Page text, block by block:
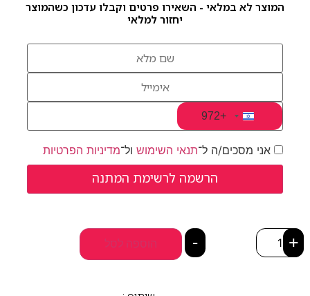
המוצר לא במלאי - השאירו פרטים וקבלו עדכון כשהמוצר
יחזור למלאי
Israel +972
+972
אני מסכים/ה ל־תנאי השימושול־מדיניות הפרטיות
- + הוספה לסל